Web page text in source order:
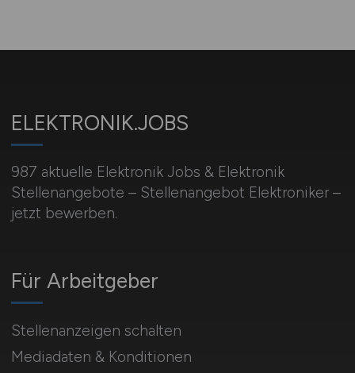
ELEKTRONIK.JOBS
987 aktuelle Elektronik Jobs & Elektronik
Stellenangebote – Stellenangebot Elektroniker –
jetzt bewerben.
Für Arbeitgeber
Stellenanzeigen schalten
Mediadaten & Konditionen